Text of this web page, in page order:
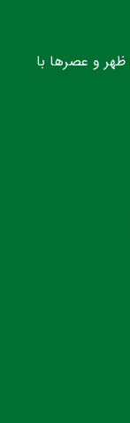
ساعت کاری: ساعت اداری از ۸ صبح تا ۱۴ ظهر و عصرها با